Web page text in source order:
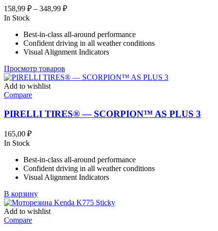
158,99 ₽ – 348,99 ₽Диапазон
–
348,99 ₽
In Stock
Best-in-class all-around performance
Confident driving in all weather conditions
Visual Alignment Indicators
Просмотр товаров
Add to wishlist
Compare
PIRELLI TIRES® — SCORPION™ AS PLUS 3
165,00 ₽
In Stock
Best-in-class all-around performance
Confident driving in all weather conditions
Visual Alignment Indicators
В корзину
Add to wishlist
Compare